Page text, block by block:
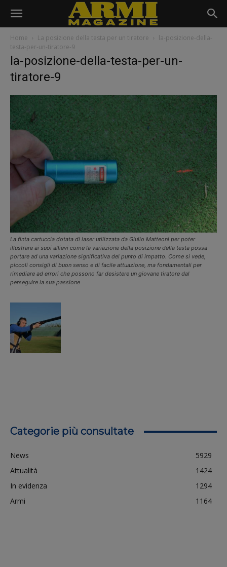
Home La posizione della testa per un tiratore
la-posizione-della-
testa-per-un-tiratore-9
la-posizione-della-testa-per-un-
tiratore-9
La finta cartuccia dotata di laser utilizzata da Giulio Matteoni per poter
illustrare ai suoi allievi come la variazione della posizione della testa possa
portare ad una variazione significativa del punto di impatto. Come si vede,
piccoli consigli di buon senso e di facile attuazione, ma fondamentali per
rimediare ad errori che possono far desistere un giovane tiratore dal
perseguire la sua passione
Categorie più consultate
News
5929
Attualità
1424
In evidenza
1294
Armi
1164